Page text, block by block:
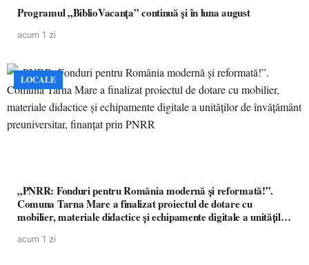
Programul „BiblioVacanța” continuă și în luna august
acum 1 zi
LOCALE
„PNRR: Fonduri pentru România modernă și reformată!”.
Comuna Tarna Mare a finalizat proiectul de dotare cu
mobilier, materiale didactice și echipamente digitale a unităților
acum 1 zi